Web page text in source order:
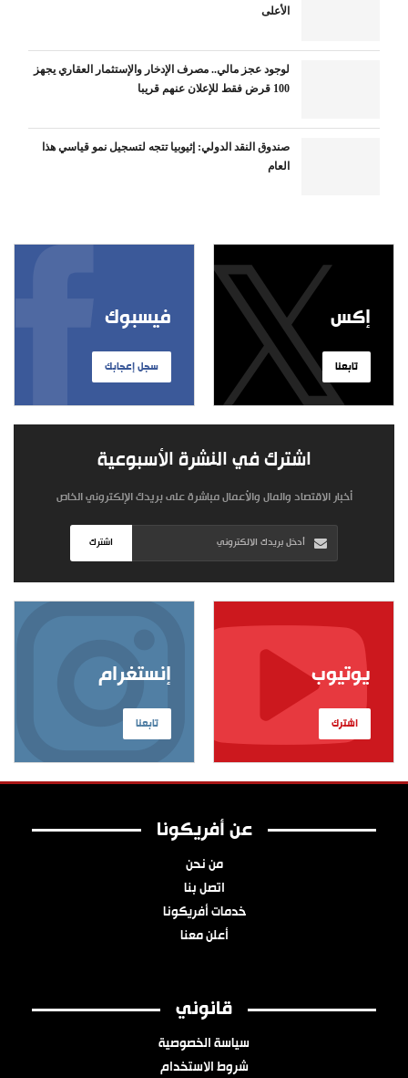
الأعلى
لوجود عجز مالي.. مصرف الإدخار والإستثمار العقاري يجهز
100 قرض فقط للإعلان عنهم قريبا
صندوق النقد الدولي: إثيوبيا تتجه لتسجيل نمو قياسي هذا
العام
فيسبوك
سجل إعجابك
إكس
تابعنا
اشترك في النشرة الأسبوعية
أخبار الاقتصاد والمال والأعمال مباشرة على بريدك الإلكتروني الخاص
اشترك
إنستغرام
تابعنا
يوتيوب
اشترك
عن أفريكونا
من نحن
اتصل بنا
خدمات أفريكونا
أعلن معنا
قانوني
سياسة الخصوصية
شروط الاستخدام